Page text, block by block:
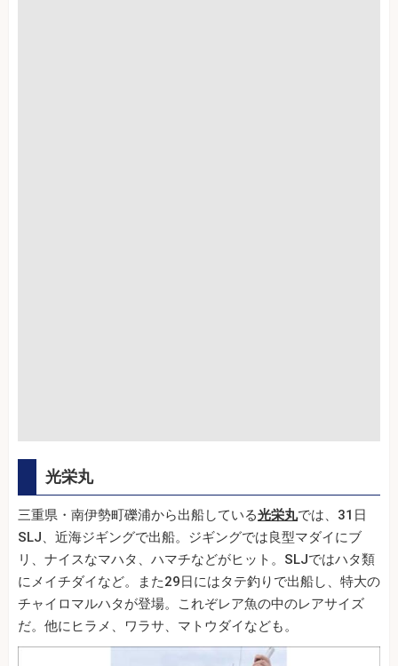
光栄丸
三重県・南伊勢町礫浦から出船している光栄丸では、31日
SLJ、近海ジギングで出船。ジギングでは良型マダイにブ
リ、ナイスなマハタ、ハマチなどがヒット。SLJではハタ類
にメイチダイなど。また29日にはタテ釣りで出船し、特大の
チャイロマルハタが登場。これぞレア魚の中のレアサイズ
だ。他にヒラメ、ワラサ、マトウダイなども。